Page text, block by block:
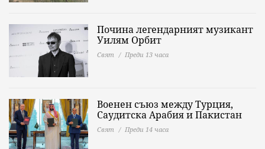
Почина легендарният музикант
Уилям Орбит
Свят Преди 13 часа
Военен съюз между Турция,
Саудитска Арабия и Пакистан
Свят Преди 14 часа